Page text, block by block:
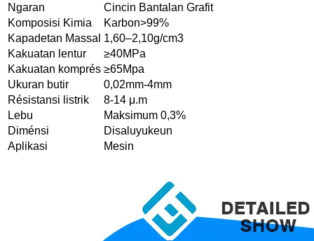
Ngaran
Cincin Bantalan Grafit
Komposisi Kimia
Karbon>99%
Kapadetan Massal 1,60–2,10g/cm3
Kakuatan lentur
≥40MPa
Kakuatan komprés ≥65Mpa
Ukuran butir
0,02mm-4mm
Résistansi listrik
8-14 μ.m
Lebu
Maksimum 0,3%
Diménsi
Disaluyukeun
Aplikasi
Mesin